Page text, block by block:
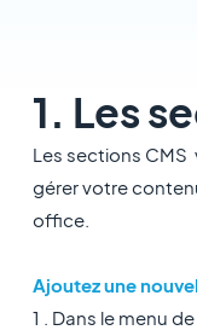
1. Les
Les sections
gérer votre
office.
Ajoutez une
1 . Dans le menu